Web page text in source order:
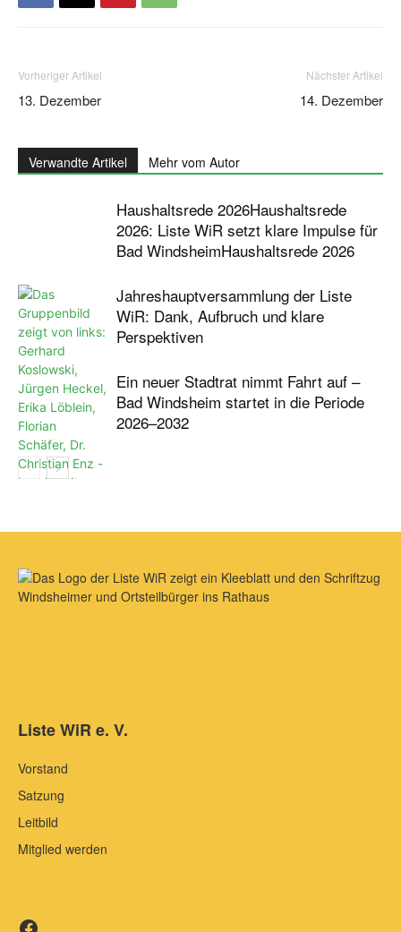
Vorheriger Artikel
13. Dezember
Nächster Artikel
14. Dezember
Verwandte Artikel Mehr vom Autor
Haushaltsrede 2026Haushaltsrede
2026: Liste WiR setzt klare Impulse für
Bad WindsheimHaushaltsrede 2026
Jahreshauptversammlung der Liste
WiR: Dank, Aufbruch und klare
Perspektiven
Ein neuer Stadtrat nimmt Fahrt auf –
Bad Windsheim startet in die Periode
2026–2032
Liste WiR e. V.
Vorstand
Satzung
Leitbild
Mitglied werden